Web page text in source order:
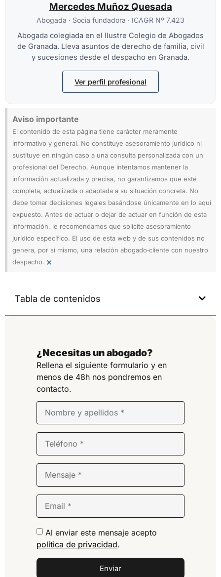
Mercedes Muñoz Quesada
Abogada · Socia fundadora · ICAGR Nº 7.423
Abogada colegiada en el Ilustre Colegio de Abogados
de Granada. Lleva asuntos de derecho de familia, civil
y sucesiones desde el despacho en Granada.
Ver perfil profesional
Aviso importante
El contenido de esta página tiene carácter meramente
informativo y general. No constituye asesoramiento jurídico ni
sustituye en ningún caso a una consulta personalizada con un
profesional del Derecho. Aunque intentamos mantener la
información actualizada y precisa, no garantizamos que esté
completa, actualizada o adaptada a su situación concreta. No
debe tomar decisiones legales basándose únicamente en lo aquí
expuesto. Antes de actuar o dejar de actuar en función de esta
información, le recomendamos que solicite asesoramiento
jurídico específico. El uso de esta web y de sus contenidos no
genera, por sí mismo, una relación abogado‑cliente con nuestro
despacho. ×
Tabla de contenidos
¿Necesitas un abogado?
Rellena el siguiente formulario y en
menos de 48h nos pondremos en
contacto.
Al enviar este mensaje acepto
política de privacidad.
Enviar